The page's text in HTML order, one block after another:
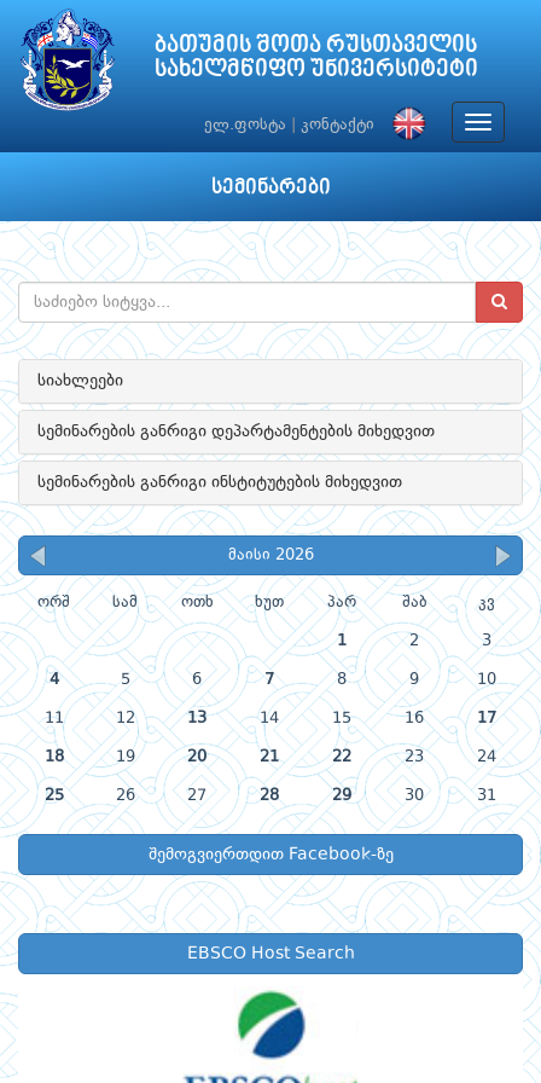
ბათუმის შოთა რუსთაველის
სახელმწიფო უნივერსიტეტი
ელ.ფოსტა კონტაქტი
Toggle
სემინარები
სიახლეები
სემინარების განრიგი დეპარტამენტების მიხედვით
სემინარების განრიგი ინსტიტუტების მიხედვით
მაისი 2026
ორშ სამ ოთხ ხუთ პარ შაბ კვ
1 2 3
4 5 6 7 8 9 10
11 12 13 14 15 16 17
18 19 20 21 22 23 24
25 26 27 28 29 30 31
შემოგვიერთდით Facebook-ზე
EBSCO Host Search